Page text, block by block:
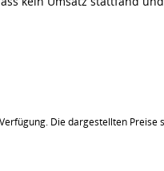
Die dargestellten